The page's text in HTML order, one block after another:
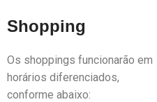
Shopping
Os shoppings funcionarão em
horários diferenciados,
conforme abaixo: